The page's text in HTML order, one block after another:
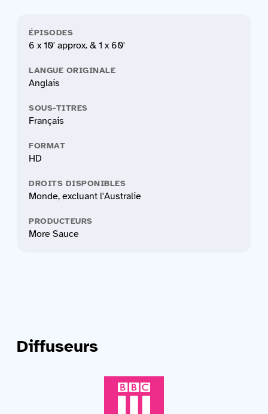
ÉPISODES
6 x 10' approx. & 1 x 60'
LANGUE ORIGINALE
Anglais
SOUS-TITRES
Français
FORMAT
HD
DROITS DISPONIBLES
Monde, excluant l'Australie
PRODUCTEURS
More Sauce
Diffuseurs